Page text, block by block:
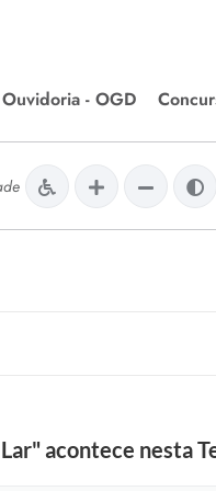
Ouvidoria - OGD
Meio Ambiente
acontece nesta